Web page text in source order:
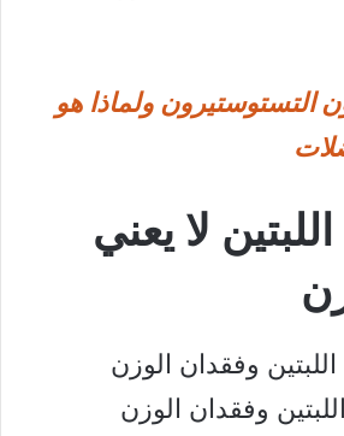
التستوستيرون ولماذا هو
لا يعني
وفقدان الوزن